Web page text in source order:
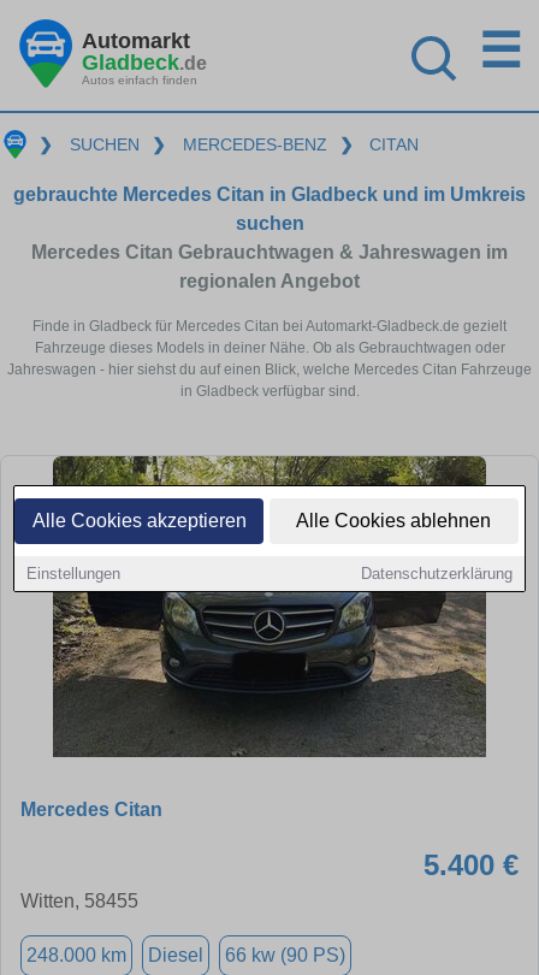
Alle Cookies akzeptieren Alle Cookies ablehnen
Einstellungen Datenschutzerklärung
Automarkt
Gladbeck.de
Autos einfach finden
☰
❯ SUCHEN ❯ MERCEDES-BENZ ❯ CITAN
gebrauchte Mercedes Citan in Gladbeck und im Umkreis
suchen
Mercedes Citan Gebrauchtwagen & Jahreswagen im
regionalen Angebot
Finde in Gladbeck für Mercedes Citan bei Automarkt-Gladbeck.de gezielt
Fahrzeuge dieses Models in deiner Nähe. Ob als Gebrauchtwagen oder
Jahreswagen - hier siehst du auf einen Blick, welche Mercedes Citan Fahrzeuge
in Gladbeck verfügbar sind.
Mercedes Citan
5.400 €
Witten, 58455
248.000 km Diesel 66 kw (90 PS)